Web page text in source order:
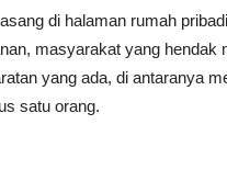
di halaman rumah
masyarakat yang hendak
yang ada, di antaranya
satu orang.